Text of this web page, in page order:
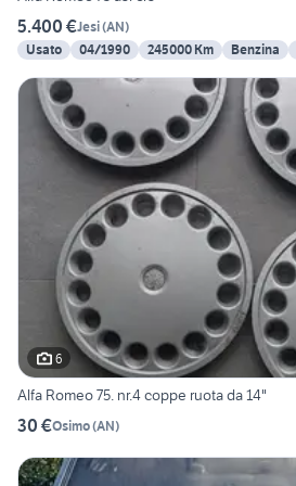
5.400 €Jesi(AN)
Usato
04/1990 245000 Km Benzina
6
Alfa Romeo 75. nr.4 coppe ruota da 14"
30 €Osimo(AN)